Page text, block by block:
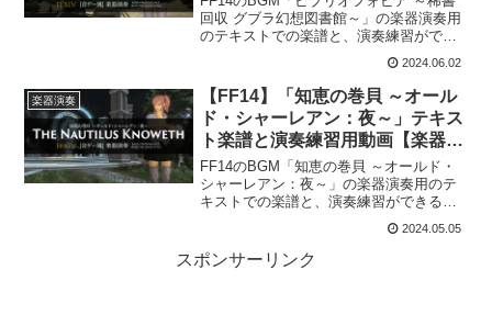
回収 グブラ幻想図書館～」の楽器演奏用
のテキストでの楽譜と、演奏練習ができ
for “Bibliophobia” Bard Performanc...2024.06.02
楽器演奏
【FF14】「知恵の巻貝 ～オール
ド・シャーレアン：夜～」テキス
ト楽譜と演奏練習用動画【楽器演
奏】
FF14のBGM「知恵の巻貝 ～オールド・
シャーレアン：夜～」の楽器演奏用のテ
キストでの楽譜と、演奏練習ができる動
画を紹介します。This is the score for
“The Nautilus Knoweth” Bard Perfo...
2024.05.05
スポンサーリンク